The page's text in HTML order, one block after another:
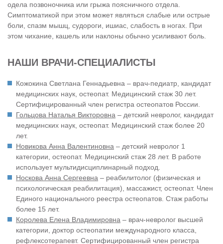
одела позвоночника или грыжа поясничного отдела.
Симптоматикой при этом может являться слабые или острые
боли, спазм мышц, судороги, ишиас, слабость в ногах. При
этом чихание, кашель или наклоны обычно усиливают боль.
НАШИ ВРАЧИ-СПЕЦИАЛИСТЫ
Кожокина Светлана Геннадьевна – врач-педиатр, кандидат
медицинских наук, остеопат. Медицинский стаж 30 лет.
Сертифицированный член регистра остеопатов России.
Гольцова Наталья Викторовна – детский невролог, кандидат
медицинских наук, остеопат. Медицинский стаж более 20
лет.
Новикова Анна Валентиновна – детский невролог 1
категории, остеопат. Медицинский стаж 28 лет. В работе
использует мультидисциплинарный подход.
Носкова Анна Сергеевна – реабилитолог (физическая и
психологическая реабилитация), массажист, остеопат. Член
Единого национального реестра остеопатов. Стаж работы
более 15 лет.
Королева Елена Владимировна – врач-невролог высшей
категории, доктор остеопатии международного класса,
рефлексотерапевт. Сертифицированный член регистра